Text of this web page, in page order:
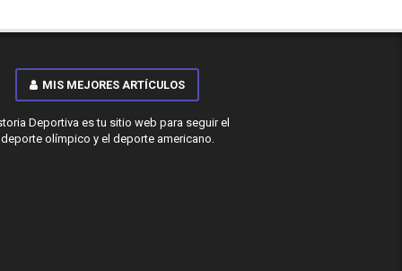
MIS MEJORES ARTÍCULOS
Deportiva es tu sitio web para seguir el
deporte olímpico y el deporte americano.